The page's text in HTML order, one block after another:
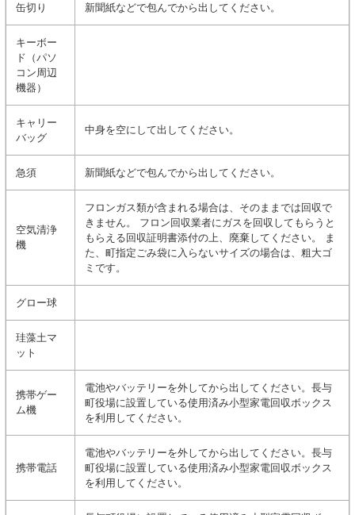
缶切り 新聞紙などで包んでから出してください。
キーボー
ド（パソ
コン周辺
機器）
キャリー
バッグ
中身を空にして出してください。
急須 新聞紙などで包んでから出してください。
空気清浄
機
フロンガス類が含まれる場合は、そのままでは回収で
きません。 フロン回収業者にガスを回収してもらうと
もらえる回収証明書添付の上、廃棄してください。 ま
た、町指定ごみ袋に入らないサイズの場合は、粗大ゴ
ミです。
グロー球
珪藻土マ
ット
携帯ゲー
ム機
電池やバッテリーを外してから出してください。長与
町役場に設置している使用済み小型家電回収ボックス
を利用してください。
携帯電話
電池やバッテリーを外してから出してください。長与
町役場に設置している使用済み小型家電回収ボックス
を利用してください。